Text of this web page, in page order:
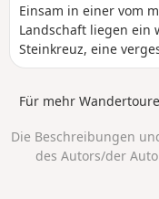
Einsam in einer vom
Landschaft liegen ein
Steinkreuz, eine
Waschhaus, ein
vermeiden, siehe die
Für mehr
Die Beschreibungen
des Autors/der